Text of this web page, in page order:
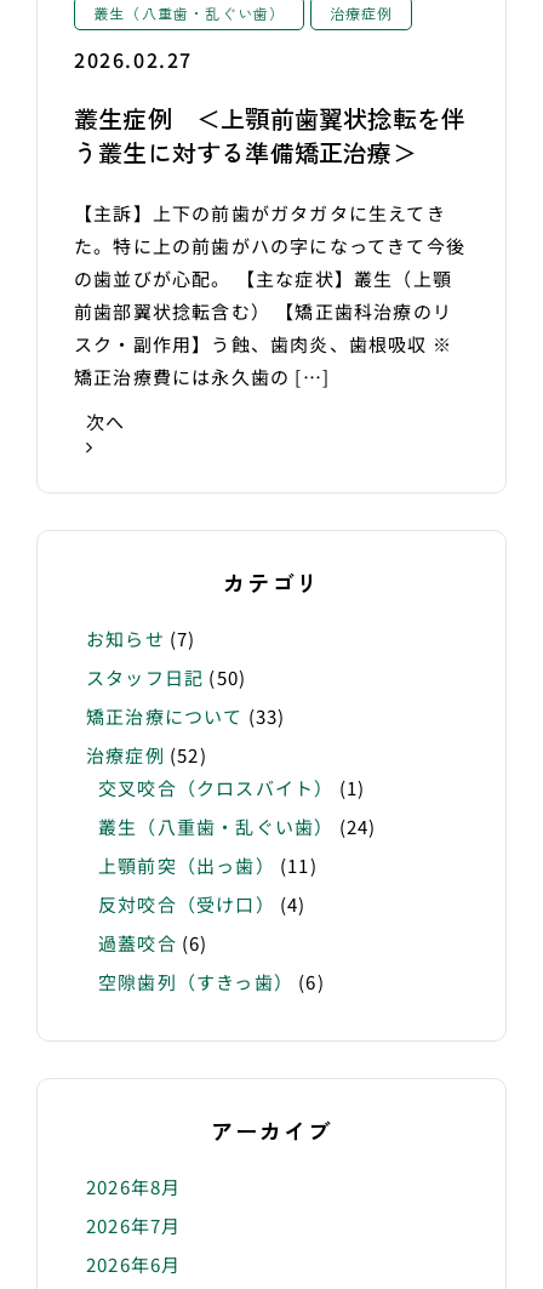
叢生（八重歯・乱ぐい歯） 治療症例
2026.02.27
叢生症例 ＜上顎前歯翼状捻転を伴
う叢生に対する準備矯正治療＞
【主訴】上下の前歯がガタガタに生えてき
た。特に上の前歯がハの字になってきて今後
の歯並びが心配。 【主な症状】叢生（上顎
前歯部翼状捻転含む） 【矯正歯科治療のリ
スク・副作用】う蝕、歯肉炎、歯根吸収 ※
矯正治療費には永久歯の […]
次へ
カテゴリ
お知らせ (7)
スタッフ日記 (50)
矯正治療について (33)
治療症例 (52)
交叉咬合（クロスバイト）
(1)
叢生（八重歯・乱ぐい歯）
(24)
上顎前突（出っ歯）
(11)
反対咬合（受け口）
(4)
過蓋咬合 (6)
空隙歯列（すきっ歯）
(6)
アーカイブ
2026年8月
2026年7月
2026年6月